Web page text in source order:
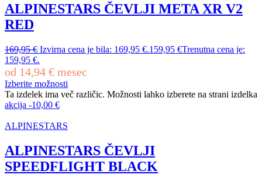
ALPINESTARS ČEVLJI META XR V2
RED
169,95€ Izvirna cena je bila: 169,95 €.159,95 €Trenutna cena je:
159,95 €.
od 14,94 € mesec
Izberite možnosti
Ta izdelek ima več različic. Možnosti lahko izberete na strani izdelka
akcija -10,00 €
ALPINESTARS
ALPINESTARS ČEVLJI
SPEEDFLIGHT BLACK